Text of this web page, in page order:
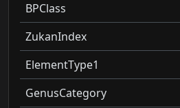
BPClass
ZukanIndex
ElementType1
GenusCategory